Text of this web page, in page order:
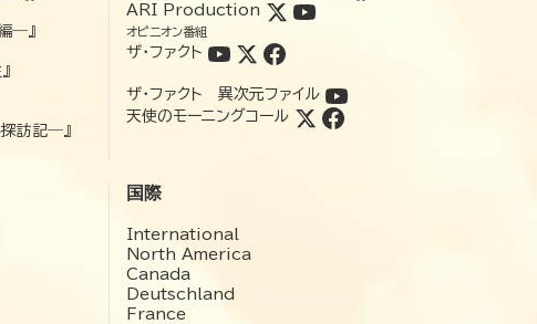
―』
探訪記―』
ARI Production
オピニオン番組
ザ・ファクト
ザ・ファクト 異次元ファイル
天使のモーニングコール
国際
International
North America
Canada
Deutschland
France